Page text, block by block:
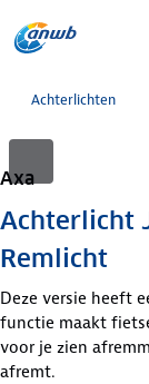
Achterlichten
Axa
Achterlicht
Remlicht
Deze versie heeft
functie maakt
voor je zien
afremt.